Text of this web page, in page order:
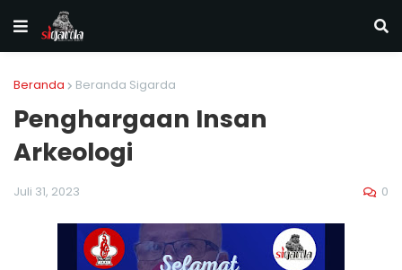
Beranda Beranda Sigarda
Penghargaan Insan
Arkeologi
Juli 31, 2023 0